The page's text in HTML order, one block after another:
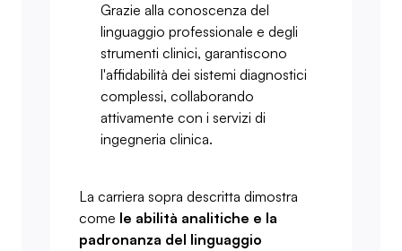
Grazie alla conoscenza del
linguaggio professionale e degli
strumenti clinici, garantiscono
l'affidabilità dei sistemi diagnostici
complessi, collaborando
attivamente con i servizi di
ingegneria clinica.
La carriera sopra descritta dimostra
come le abilità analitiche e la
padronanza del linguaggio